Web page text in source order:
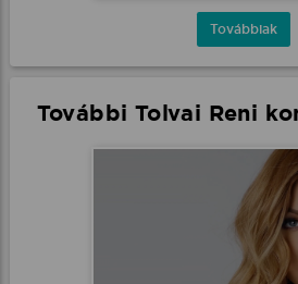
Továbbiak
További Tolvai Reni